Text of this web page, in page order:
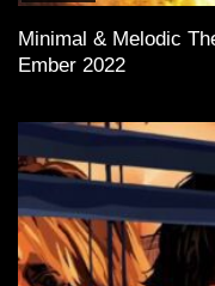
Minimal & Melodic
Ember 2022